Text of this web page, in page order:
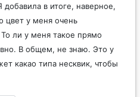
в итоге, наверное,
цвет у меня очень
ли у меня такое прямо
В общем, не знаю. Это у
какао типа несквик, чтобы